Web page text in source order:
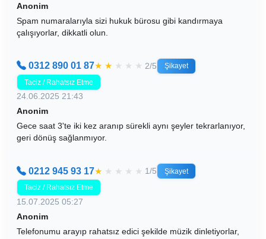
Anonim
Spam numaralarıyla sizi hukuk bürosu gibi kandırmaya
çalışıyorlar, dikkatli olun.
0312 890 01 87★ ★ ★ ★ ★ 2/5
Şikayet
Taciz / Rahatsız Etme
24.06.2025 21:43
Anonim
Gece saat 3'te iki kez aranıp sürekli aynı şeyler tekrarlanıyor,
geri dönüş sağlanmıyor.
0212 945 93 17★ ★ ★ ★ ★ 1/5
Şikayet
Taciz / Rahatsız Etme
15.07.2025 05:27
Anonim
Telefonumu arayıp rahatsız edici şekilde müzik dinletiyorlar,